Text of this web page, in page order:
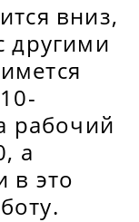
вниз,
другими
рабочий
а
в это